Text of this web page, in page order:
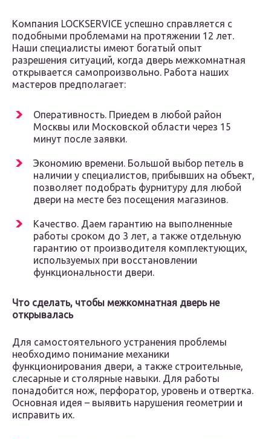
Компания LOCKSERVICE успешно справляется с
подобными проблемами на протяжении 12 лет.
Наши специалисты имеют богатый опыт
разрешения ситуаций, когда дверь межкомнатная
открывается самопроизвольно. Работа наших
мастеров предполагает:
Оперативность. Приедем в любой район
Москвы или Московской области через 15
минут после заявки.
Экономию времени. Большой выбор петель в
наличии у специалистов, прибывших на объект,
позволяет подобрать фурнитуру для любой
двери на месте без посещения магазинов.
Качество. Даем гарантию на выполненные
работы сроком до 3 лет, а также отдельную
гарантию от производителя комплектующих,
используемых при восстановлении
функциональности двери.
Что сделать, чтобы межкомнатная дверь не
открывалась
Для самостоятельного устранения проблемы
необходимо понимание механики
функционирования двери, а также строительные,
слесарные и столярные навыки. Для работы
понадобится нож, перфоратор, уровень и отвертка.
Основная идея – выявить нарушения геометрии и
исправить их.